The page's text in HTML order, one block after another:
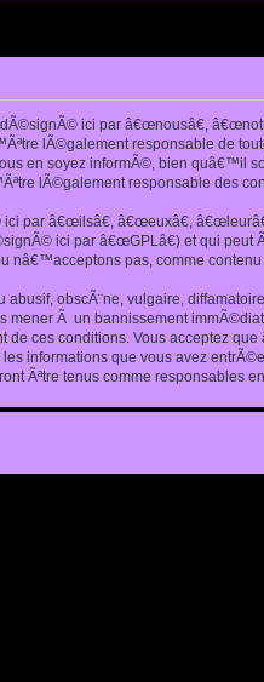
ici par â€œnousâ€,
lÃ©galement responsable de
en soyez informÃ©, bien quâ€™il
lÃ©galement responsable des
par â€œilsâ€, â€œeuxâ€,
ici par â€œGPLâ€) et qui
nâ€™acceptons pas, comme
obscÃ¨ne, vulgaire,
mener Ã un bannissement
de ces conditions. Vous acceptez
informations que vous avez
Ãªtre tenus comme responsables